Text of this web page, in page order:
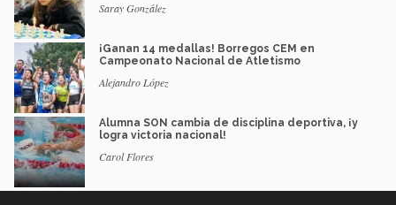
Saray González
¡Ganan 14 medallas! Borregos CEM en
Campeonato Nacional de Atletismo
Alejandro López
Alumna SON cambia de disciplina deportiva, ¡y
logra victoria nacional!
Carol Flores